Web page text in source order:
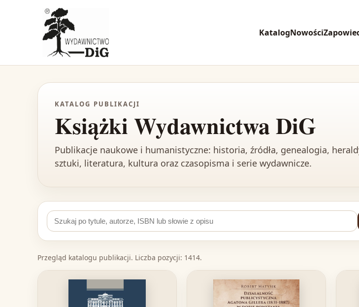
KatalogNowości
KATALOG PUBLIKACJI
Książki Wydawnictwa DiG
Publikacje naukowe i humanistyczne: historia, źródła, genealogia,
sztuki, literatura, kultura oraz czasopisma i serie wydawnicze.
Przegląd katalogu publikacji. Liczba pozycji: 1414.